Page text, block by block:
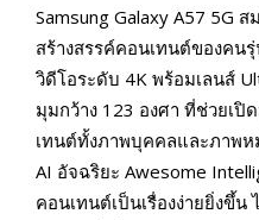
Samsung Galaxy A57 5G
สร้างสรรค์คอนเทนต์ของคน
วิดีโอระดับ 4K พร้อมเลนส์
มุมกว้าง 123 องศา ที่ช่วยเ
เทนต์ทั้งภาพบุคคลและภาพห
AI อัจฉริยะ Awesome
คอนเทนต์เป็นเรื่องง่ายยิ่งขึ้น